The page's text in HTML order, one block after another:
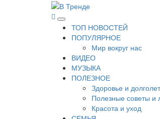
В Тренде
Самые свежие новости интернета
Основное
меню
ТОП НОВОСТЕЙ
ПОПУЛЯРНОЕ
Мир вокруг нас
ВИДЕО
МУЗЫКА
ПОЛЕЗНОЕ
Здоровье и
Полезные советы и
Красота и уход